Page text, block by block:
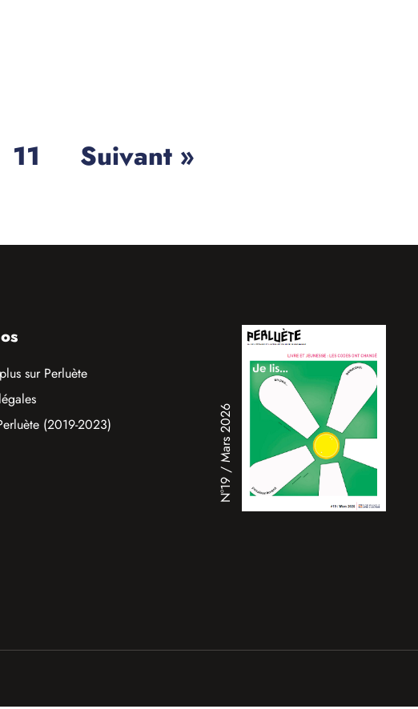
11 Suivant »
sur Perluète
(2019-2023)
N°19 / Mars 2026